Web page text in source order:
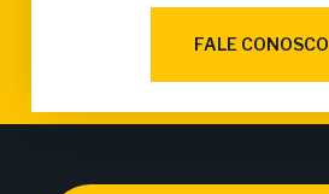
FALE CONOSCO